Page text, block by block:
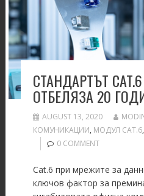
СТАНДАРТЪТ
ОТБЕЛЯЗА 20
AUGUST 13, 2020
КОМУНИКАЦИИ, МОДУЛ CAT.6,
0 COMMENT
Cat.6 при мрежите за
ключов фактор за